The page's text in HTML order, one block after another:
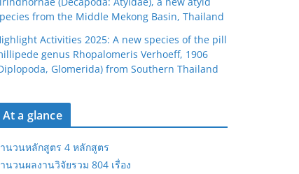
from the Middle Mekong Basin, Thailand
Activities 2025: A new species of the pill
genus Rhopalomeris Verhoeff, 1906
Glomerida) from Southern Thailand
At a glance
นวนหลักสูตร 4 หลักสูตร
นวนผลงานวิจัยรวม 804 เรื่อง